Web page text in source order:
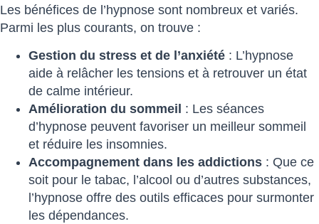
Les bénéfices de l’hypnose sont nombreux et variés.
Parmi les plus courants, on trouve :
Gestion du stress et de l’anxiété : L’hypnose
aide à relâcher les tensions et à retrouver un état
de calme intérieur.
Amélioration du sommeil : Les séances
d’hypnose peuvent favoriser un meilleur sommeil
et réduire les insomnies.
Accompagnement dans les addictions : Que ce
soit pour le tabac, l’alcool ou d’autres substances,
l’hypnose offre des outils efficaces pour surmonter
les dépendances.